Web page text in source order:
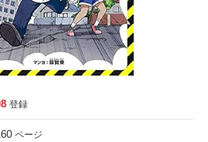
登録
ページ